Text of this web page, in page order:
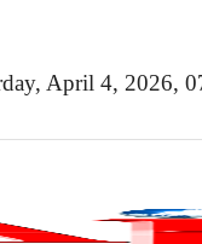
April 4, 2026,